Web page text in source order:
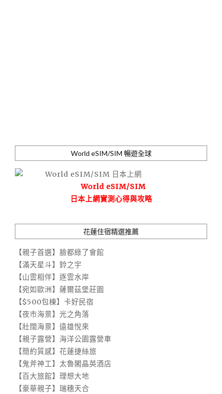
World eSIM/SIM 暢遊全球
World eSIM/SIM
日本上網實測心得與攻略
花蓮住宿精選推薦
【親子首選】臉都綠了會館
【滿天星斗】鈴之宇
【山雲相伴】逐雲水岸
【宛如歐洲】薩爾茲堡莊園
【$500包棟】卡好民宿
【夜市海景】光之角落
【壯闊海景】遠雄悅來
【親子露營】海洋公園露營車
【簡約質感】花蓮捷絲旅
【鬼斧神工】太魯閣晶英酒店
【百大旅館】理想大地
【豪華親子】瑞穗天合